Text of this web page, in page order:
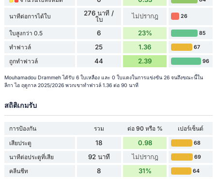
นาทีต่อการได้ใบ
276 นาที /
ใบ
ไม่ปรากฎ 26
ใบสูงกว่า 0.5 6 23% 85
ทำฟาวล์ 25 1.36 67
ถูกทำฟาวล์ 44 2.39 96
Mouhamadou Drammeh ได้รับ 6 ใบเหลือง และ 0 ใบแดงในการแข่งขัน 26 จนถึงขณะนี้ใน
ลีกา ไอ ฤดูกาล 2025/2026 พวกเขาทำฟาวล์ 1.36 ต่อ 90 นาที
สถิติเกมรับ
การป้องกัน รวม ต่อ 90 หรือ %
เปอร์เซ็นต์
เสียประตู
18 0.98 68
นาทีต่อประตูที่เสีย 92 นาที ไม่ปรากฎ 69
คลีนชีท 8 31% 64